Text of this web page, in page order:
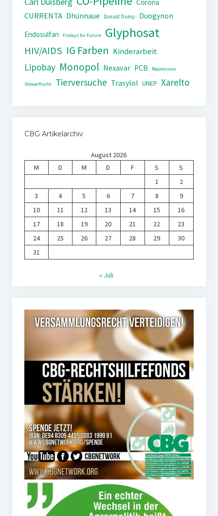
Corona
CURRENTA Dhünnaue Donald Trump
Duogynon
Endosulfan
Fridays for Future Glyphosat
HIV/AIDS IG Farben Kinderarbeit
Lipobay Monopol Nexavar PCB Repression
Steuerflucht Tierversuche Trasylol UNEP Xarelto
CBG Artikelarchiv
August 2026
M
D M D F S
S
1
2
3
4 5 6 7 8
9
10
11 12 13 14 15
16
17
18 19 20 21 22
23
24
25 26 27 28 29
30
31
« Juli